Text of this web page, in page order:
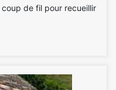
de fil pour recueillir